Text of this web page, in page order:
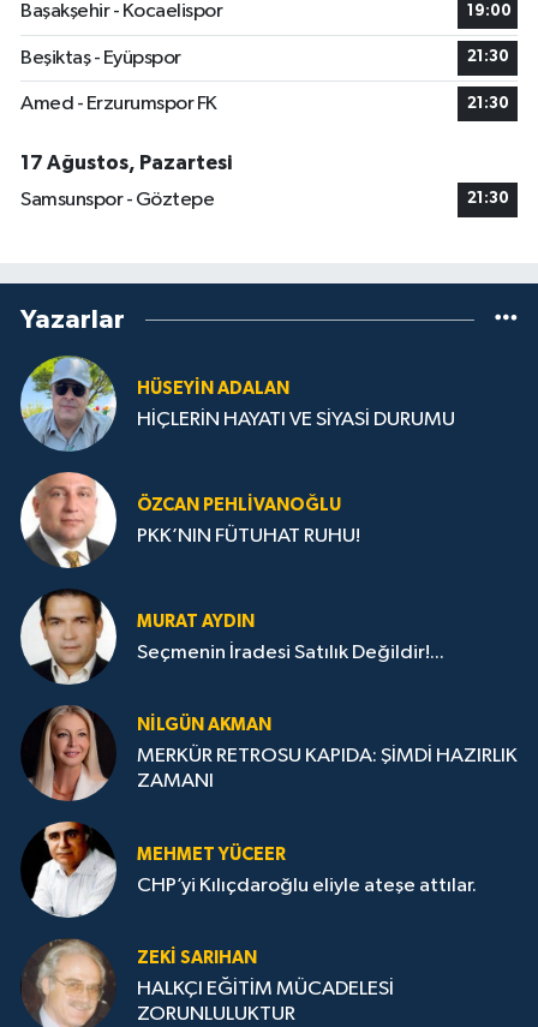
Başakşehir - Kocaelispor
19:00
Beşiktaş - Eyüpspor 21:30
Amed - Erzurumspor FK 21:30
17 Ağustos, Pazartesi
Samsunspor - Göztepe
21:30
Yazarlar
HÜSEYIN ADALAN
HİÇLERİN HAYATI VE SİYASİ DURUMU
ÖZCAN PEHLIVANOĞLU
PKK’NIN FÜTUHAT RUHU!
MURAT AYDIN
Seçmenin İradesi Satılık Değildir!...
NILGÜN AKMAN
MERKÜR RETROSU KAPIDA: ŞİMDİ HAZIRLIK
ZAMANI
MEHMET YÜCEER
CHP’yi Kılıçdaroğlu eliyle ateşe attılar.
ZEKI SARIHAN
HALKÇI EĞİTİM MÜCADELESİ
ZORUNLULUKTUR